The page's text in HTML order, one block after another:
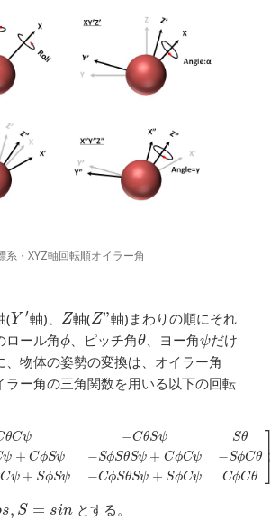
系・XYZ軸回転順オイラー角
(Y ′
Y′ 軸)、 Z
Z軸(Z”
Z” 軸)まわりの順にそれ
ロール角ϕ
ϕ 、ピッチ角θ
θ 、ヨー角ψ
ψだけ
、物体の姿勢の変換は、オイラー角
ラー角の三角関数を用いる以下の回転
θCψ −CθSψ Sθ
ψ + CϕSψ −SϕSθSψ + CϕCψ −SϕCθ
Cψ + SϕSψ −CϕSθSψ + SϕCψ CϕCθ
CθSψ CϕSψ ψ+ C
s, S = sin
S =s n
とする。